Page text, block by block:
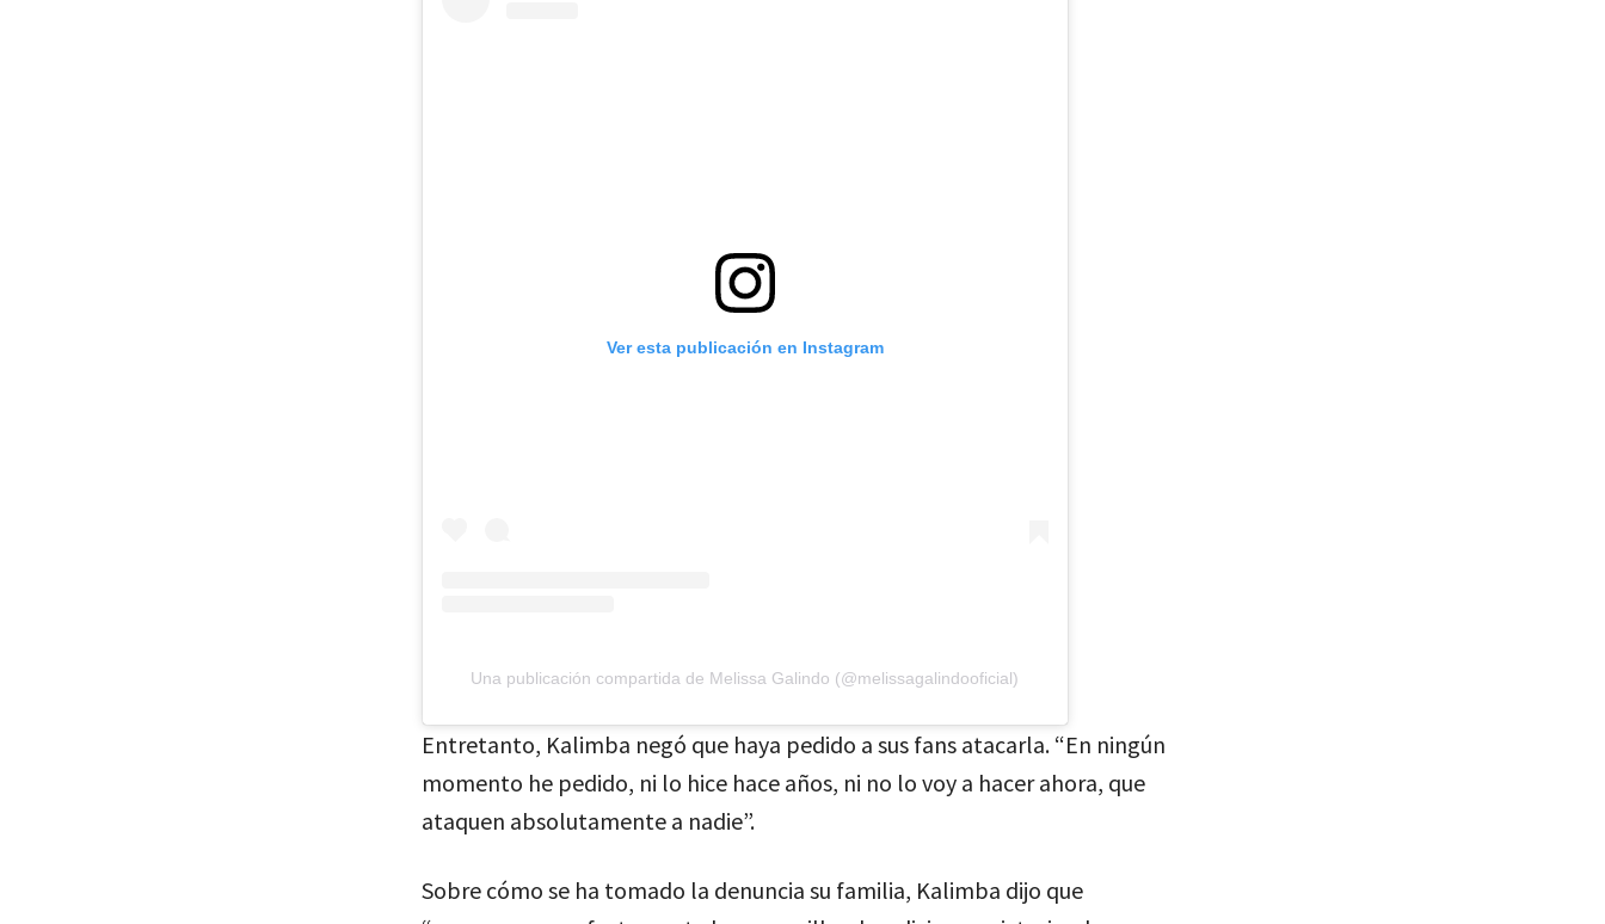
Ver esta publicación en Instagram
Una publicación compartida de Melissa Galindo (@melissagalindooficial)
Entretanto, Kalimba negó que haya pedido a sus fans atacarla. “En ningún
momento he pedido, ni lo hice hace años, ni no lo voy a hacer ahora, que
ataquen absolutamente a nadie”.
Sobre cómo se ha tomado la denuncia su familia, Kalimba dijo que